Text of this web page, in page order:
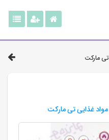
مارکت
غذایی تی مارکت